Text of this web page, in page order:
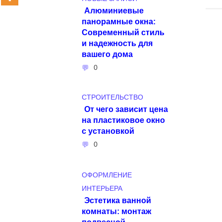
Алюминиевые
панорамные окна:
Современный стиль
и надежность для
вашего дома
0
СТРОИТЕЛЬСТВО
От чего зависит цена
на пластиковое окно
с установкой
0
ОФОРМЛЕНИЕ
ИНТЕРЬЕРА
Эстетика ванной
комнаты: монтаж